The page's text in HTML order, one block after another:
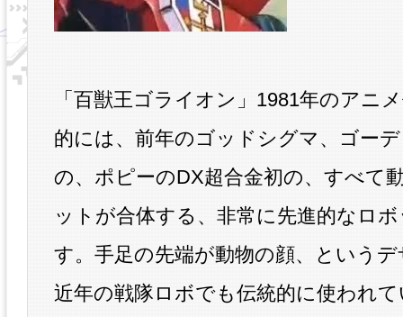
「百獣王ゴライオン」1981年のアニ
的には、前年のゴッドシグマ、ゴー
の、ポピーのDX超合金初の、すべて
ットが合体する、非常に先進的なロ
す。手足の先端が動物の顔、という
近年の戦隊ロボでも伝統的に使われ